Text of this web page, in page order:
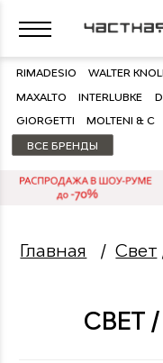
RIMADESIO WALTER KNOLL
MAXALTO INTERLUBKE
GIORGETTI MOLTENI & C
ВСЕ БРЕНДЫ
Главная /Свет
СВЕТ /